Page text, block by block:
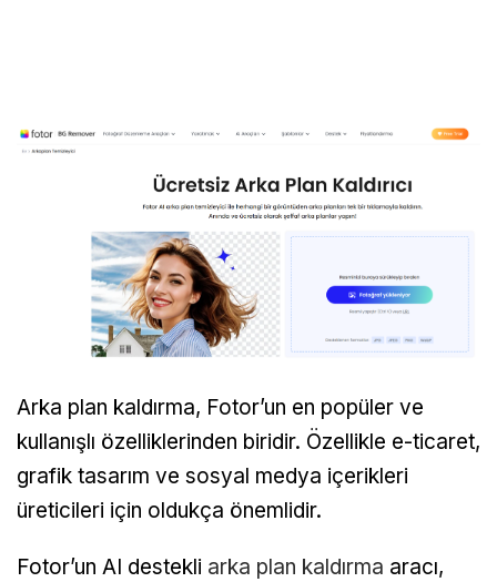
Arka plan kaldırma, Fotor’un en popüler ve
kullanışlı özelliklerinden biridir. Özellikle e-ticaret,
grafik tasarım ve sosyal medya içerikleri
üreticileri için oldukça önemlidir.
Fotor’un AI destekli arka plan kaldırma aracı,